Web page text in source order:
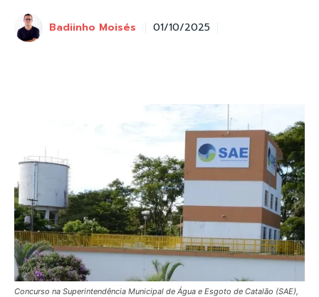
Badiinho Moisés 01/10/2025
Concurso na Superintendência Municipal de Água e Esgoto de Catalão (SAE),